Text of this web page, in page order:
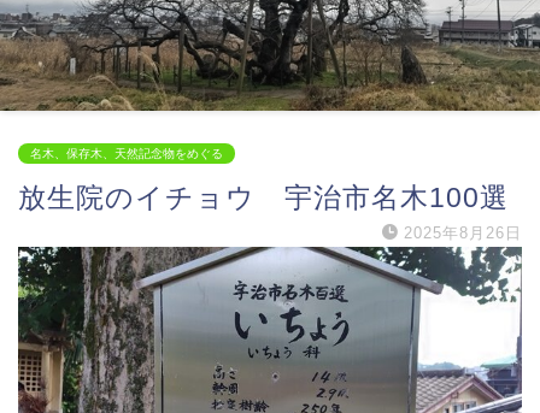
名木、保存木、天然記念物をめぐる
放生院のイチョウ 宇治市名木100選
2025年8月26日